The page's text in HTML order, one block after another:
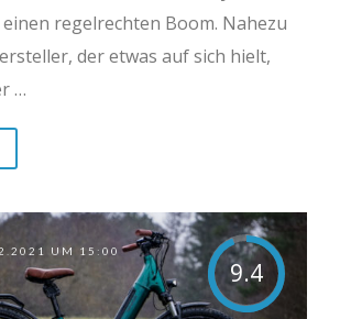
einen regelrechten Boom. Nahezu
der etwas auf sich hielt,
…
9.4
UM 15:00